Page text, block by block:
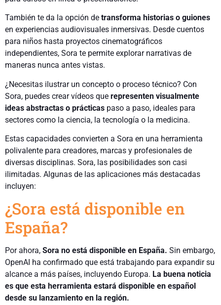
También te da la opción de transforma historias o guiones
en experiencias audiovisuales inmersivas. Desde cuentos
para niños hasta proyectos cinematográficos
independientes, Sora te permite explorar narrativas de
maneras nunca antes vistas.
¿Necesitas ilustrar un concepto o proceso técnico? Con
Sora, puedes crear vídeos que representen visualmente
ideas abstractas o prácticas paso a paso, ideales para
sectores como la ciencia, la tecnología o la medicina.
Estas capacidades convierten a Sora en una herramienta
polivalente para creadores, marcas y profesionales de
diversas disciplinas. Sora, las posibilidades son casi
ilimitadas. Algunas de las aplicaciones más destacadas
incluyen:
¿Sora está disponible en
España?
Por ahora, Sora no está disponible en España. Sin embargo,
OpenAI ha confirmado que está trabajando para expandir su
alcance a más países, incluyendo Europa. La buena noticia
es que esta herramienta estará disponible en español
desde su lanzamiento en la región.